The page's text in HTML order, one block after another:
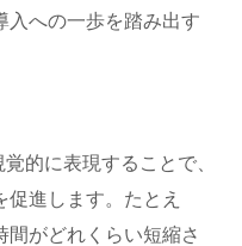
入への一歩を踏み出す
的に表現することで、
進します。たとえ
間がどれくらい短縮さ